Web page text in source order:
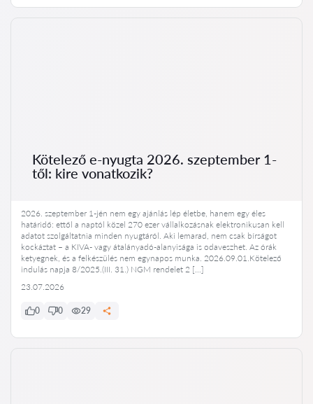
Kötelező e-nyugta 2026. szeptember 1-
től: kire vonatkozik?
2026. szeptember 1-jén nem egy ajánlás lép életbe, hanem egy éles
határidő: ettől a naptól közel 270 ezer vállalkozásnak elektronikusan kell
adatot szolgáltatnia minden nyugtáról. Aki lemarad, nem csak bírságot
kockáztat – a KIVA- vagy átalányadó-alanyisága is odaveszhet. Az órák
ketyegnek, és a felkészülés nem egynapos munka. 2026.09.01.Kötelező
indulás napja 8/2025.(III. 31.) NGM rendelet 2 […]
23.07.2026
0 0 29